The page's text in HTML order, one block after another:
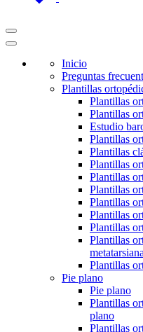
Inicio
Preguntas
Plantillas
Plantillas
Plantillas
Estudio
Plantillas
Plantillas
Plantillas
Plantillas
Plantillas
Plantillas
Plantillas
Plantillas
Plantillas
Plantillas
Pie plano
Pie plano
Plantillas
plano
Plantillas